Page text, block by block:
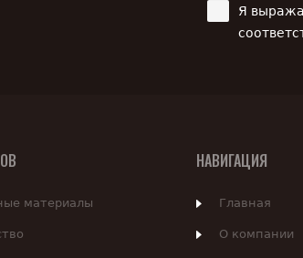
Я
материалы
НАВИГАЦИЯ
Главная
О компании